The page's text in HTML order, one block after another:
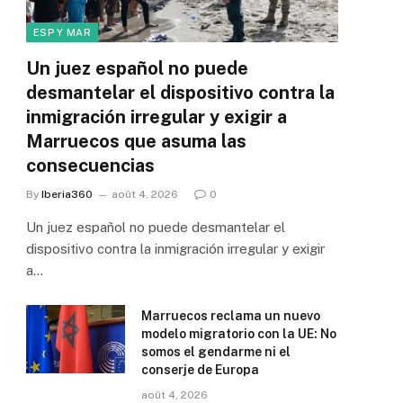
ESP Y MAR
Un juez español no puede
desmantelar el dispositivo contra la
inmigración irregular y exigir a
Marruecos que asuma las
consecuencias
By Iberia360 août 4, 2026 0
Un juez español no puede desmantelar el
dispositivo contra la inmigración irregular y exigir
a…
Marruecos reclama un nuevo
modelo migratorio con la UE: No
somos el gendarme ni el
conserje de Europa
août 4, 2026